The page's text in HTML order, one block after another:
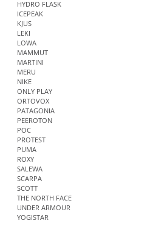
HYDRO FLASK
ICEPEAK
KJUS
LEKI
LOWA
MAMMUT
MARTINI
MERU
NIKE
ONLY PLAY
ORTOVOX
PATAGONIA
PEEROTON
POC
PROTEST
PUMA
ROXY
SALEWA
SCARPA
SCOTT
THE NORTH FACE
UNDER ARMOUR
YOGISTAR